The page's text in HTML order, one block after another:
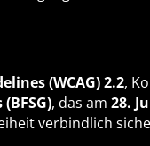
(WCAG) 2.2,
, das am28.
verbindlich